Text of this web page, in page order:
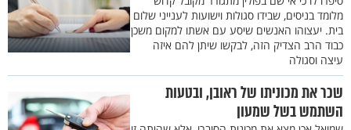
מלומד בניסים, שבידו סגולות וישועות לענייני שלום
בית. יעצוהו האנשים שיסע עם אשתו למקום משכן
כבוד הרב הצדיק הזה, לבקשו שיתן להם איזה
עיצה וסגולה
שכר את מכוניתו של ראובן, ובטעות
השתמש בשל שמעון